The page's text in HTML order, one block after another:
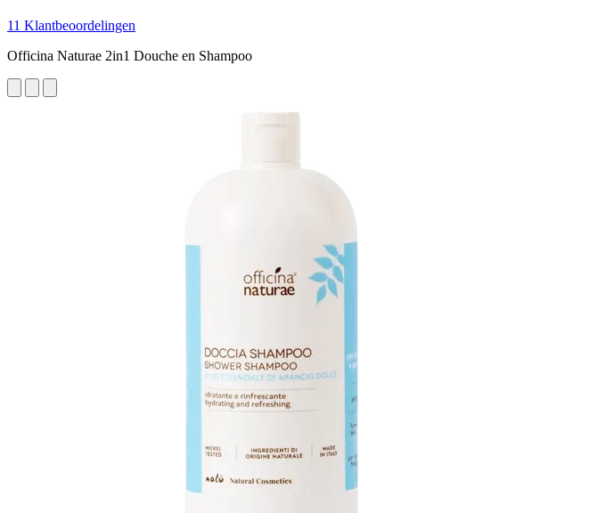
11 Klantbeoordelingen
Officina Naturae 2in1 Douche en Shampoo